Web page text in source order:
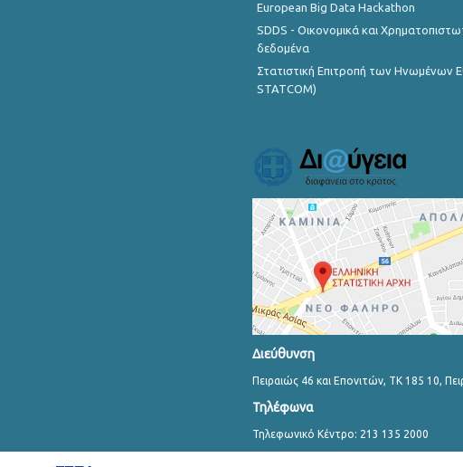
European Big Data Hackathon
SDDS - Οικονομικά και
δεδομένα
Στατιστική Επιτροπή των Ηνωμένων
STATCOM)
Διεύθυνση
Πειραιώς 46 και Επονιτών, ΤΚ 185 10,
Τηλέφωνα
Τηλεφωνικό Κέντρο: 213 135 2000